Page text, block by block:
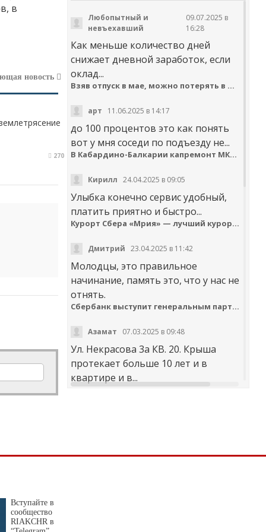
в
новость
270
Любопытный и
невъехавший
09.07.2025 в
16:28
Как меньше количество дней
снижает дневной заработок, если
оклад...
Взяв отпуск в мае, можно потерять в деньгах
арт 11.06.2025 в 14:17
до 100 процентов это как понять
вот у мня соседи по подъезду не...
В Кабардино-Балкарии капремонт МКД идёт с опережением графика
Кирилл 24.04.2025 в 09:05
Улыбка конечно сервис удобный,
платить приятно и быстро...
Курорт Сбера «Мрия» — лучший курортный отель по версии Russian Hospitality Awards
Дмитрий 23.04.2025 в 11:42
Молодцы, это правильное
начинание, память это, что у нас не
отнять.
Сбербанк выступит генеральным партнером онлайн-шествия «Бессмертный полк»
Азамат 07.03.2025 в 09:48
Ул. Некрасова 3а КВ. 20. Крыша
протекает больше 10 лет и в
квартире и в...
Вступайте в
сообщество
RIAKCHR в